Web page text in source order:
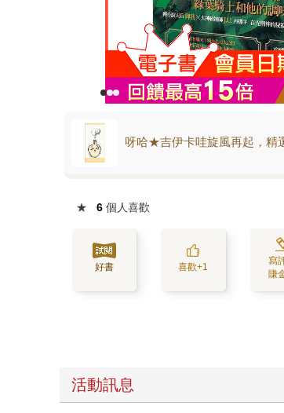
呀哈★吉伊卡哇旋風再起，精
★ 6 個人喜歡
好書 喜歡+1
寫
賺
活動訊息